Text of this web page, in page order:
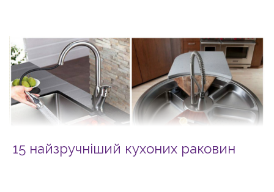
15 найзручніший кухоних раковин